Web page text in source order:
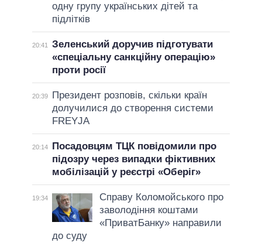
одну групу українських дітей та
підлітків
20:41 Зеленський доручив підготувати
«спеціальну санкційну операцію»
проти росії
20:39
Президент розповів, скільки країн
долучилися до створення системи
FREYJA
20:14
Посадовцям ТЦК повідомили про
підозру через випадки фіктивних
мобілізацій у реєстрі «Оберіг»
19:34
Справу Коломойського про
заволодіння коштами
«ПриватБанку» направили
до суду